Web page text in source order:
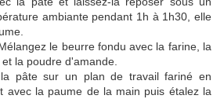
ambiante pendant 1h à 1h30, elle
le beurre fondu avec la farine, la
la poudre d'amande.
pâte sur un plan de travail fariné en
avec la paume de la main puis étalez la